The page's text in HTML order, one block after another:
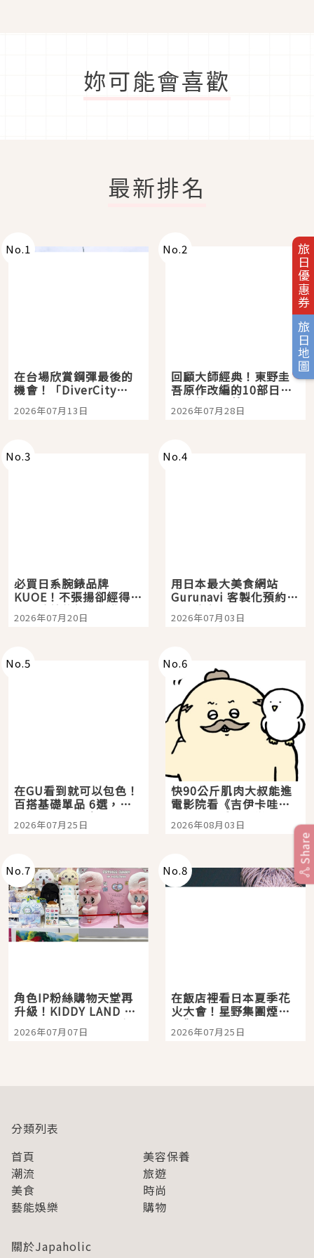
旅日優惠券
旅日地圖
妳可能會喜歡
最新排名
No.1
在台場欣賞鋼彈最後的
機會！「DiverCity
Tokyo Plaza」搭船、
購物、美食及夜景，一
2026年07月13日
No.2
回顧大師經典！東野圭
吾原作改編的10部日本
影視作品推薦
2026年07月28日
No.3
必買日系腕錶品牌
KUOE！不張揚卻經得起
時間洗鍊的經典之作五
選
2026年07月20日
No.4
用日本最大美食網站
Gurunavi 客製化預約九
大都市餐廳，打造專屬
美食體驗！
2026年07月03日
No.5
在GU看到就可以包色！
百搭基礎單品 6選，閉
眼全收也不心疼
2026年07月25日
No.6
快90公斤肌肉大叔能進
電影院看《吉伊卡哇》
嗎？日本重金屬樂團
「打首」會長與nagano
2026年08月03日
No.7
角色IP粉絲購物天堂再
升級！KIDDY LAND 原
宿店吉伊卡哇迎客，新
開幕 OMOKADO 店3分
2026年07月07日
No.8
在飯店裡看日本夏季花
火大會！星野集團煙火
景觀飯店6選，讓你不用
人擠人悠閒欣賞
2026年07月25日
Share
分類列表
首頁
美容保養
潮流
旅遊
美食
時尚
藝能娛樂
購物
關於Japaholic